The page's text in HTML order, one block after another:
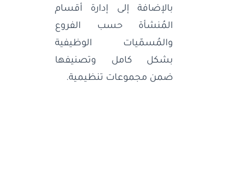
بالإضافة إلى إدارة أقسام
المُنشأة حسب الفروع
والمُسمّيات الوظيفية
بشكل كامل وتصنيفها
ضمن مجموعات تنظيمية.